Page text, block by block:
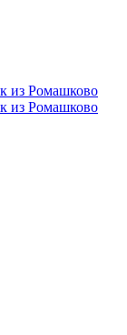
из Ромашково
из Ромашково